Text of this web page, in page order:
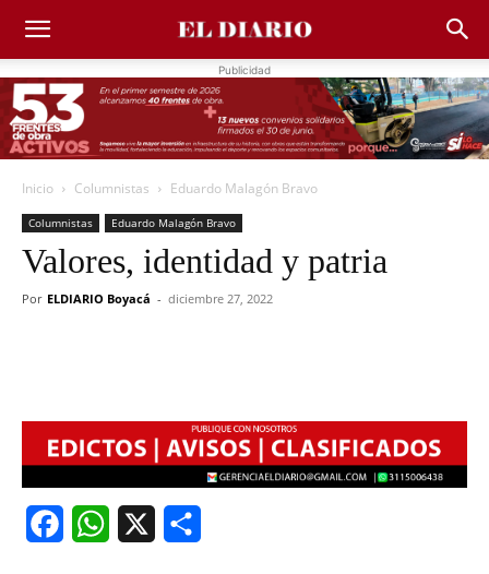
Publicidad
Inicio Columnistas Eduardo Malagón Bravo
Columnistas Eduardo Malagón Bravo
Valores, identidad y patria
Por ELDIARIO Boyacá - diciembre 27, 2022
FacebookWhatsApp